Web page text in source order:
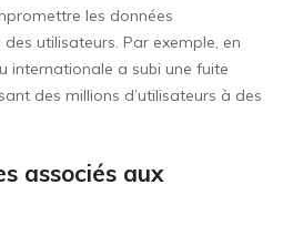
les données
utilisateurs. Par exemple, en
internationale a subi une fuite
des millions d’utilisateurs à des
associés aux